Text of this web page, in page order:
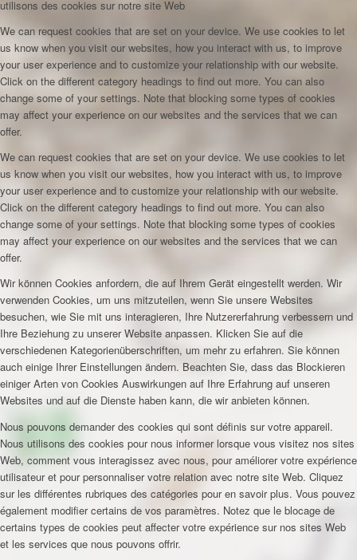
utilisons des cookies sur notre site Web
We can request cookies that are set on your device. We use cookies to let
us know when you visit our websites, how you interact with us, to improve
your user experience and to customize your relationship with our website.
Click on the different category headings to find out more. You can also
change some of your settings. Note that blocking some types of cookies
may affect your experience on our websites and the services that we can
offer.
We can request cookies that are set on your device. We use cookies to let
us know when you visit our websites, how you interact with us, to improve
your user experience and to customize your relationship with our website.
Click on the different category headings to find out more. You can also
change some of your settings. Note that blocking some types of cookies
may affect your experience on our websites and the services that we can
offer.
Wir können Cookies anfordern, die auf Ihrem Gerät eingestellt werden. Wir
verwenden Cookies, um uns mitzuteilen, wenn Sie unsere Websites
besuchen, wie Sie mit uns interagieren, Ihre Nutzererfahrung verbessern und
Ihre Beziehung zu unserer Website anpassen. Klicken Sie auf die
verschiedenen Kategorienüberschriften, um mehr zu erfahren. Sie können
auch einige Ihrer Einstellungen ändern. Beachten Sie, dass das Blockieren
einiger Arten von Cookies Auswirkungen auf Ihre Erfahrung auf unseren
Websites und auf die Dienste haben kann, die wir anbieten können.
Nous pouvons demander des cookies qui sont définis sur votre appareil.
Nous utilisons des cookies pour nous informer lorsque vous visitez nos sites
Web, comment vous interagissez avec nous, pour améliorer votre expérience
utilisateur et pour personnaliser votre relation avec notre site Web. Cliquez
sur les différentes rubriques des catégories pour en savoir plus. Vous pouvez
également modifier certains de vos paramètres. Notez que le blocage de
certains types de cookies peut affecter votre expérience sur nos sites Web
et les services que nous pouvons offrir.